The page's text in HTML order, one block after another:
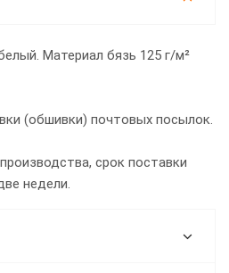
Материал бязь 125 г/м²
(обшивки) почтовых посылок.
срок поставки
недели.